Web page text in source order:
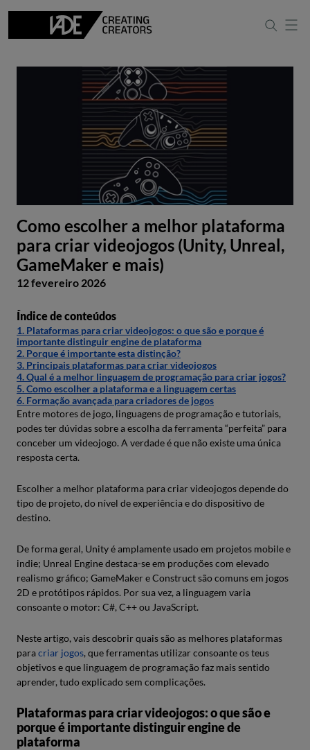
Como escolher a melhor plataforma
para criar videojogos (Unity, Unreal,
GameMaker e mais)
12 fevereiro 2026
Índice de conteúdos
1. Plataformas para criar videojogos: o que são e porque é
importante distinguir engine de plataforma
2. Porque é importante esta distinção?
3. Principais plataformas para criar videojogos
4. Qual é a melhor linguagem de programação para criar jogos?
5. Como escolher a plataforma e a linguagem certas
6. Formação avançada para criadores de jogos
Entre motores de jogo, linguagens de programação e tutoriais,
podes ter dúvidas sobre a escolha da ferramenta “perfeita” para
conceber um videojogo. A verdade é que não existe uma única
resposta certa.
Escolher a melhor plataforma para criar videojogos depende do
tipo de projeto, do nível de experiência e do dispositivo de
destino.
De forma geral, Unity é amplamente usado em projetos mobile e
indie; Unreal Engine destaca-se em produções com elevado
realismo gráfico; GameMaker e Construct são comuns em jogos
2D e protótipos rápidos. Por sua vez, a linguagem varia
consoante o motor: C#, C++ ou JavaScript.
Neste artigo, vais descobrir quais são as melhores plataformas
paracriar jogos, que ferramentas utilizar consoante os teus
objetivos e que linguagem de programação faz mais sentido
aprender, tudo explicado sem complicações.
Plataformas para criar videojogos: o que são e
porque é importante distinguir engine de
plataforma